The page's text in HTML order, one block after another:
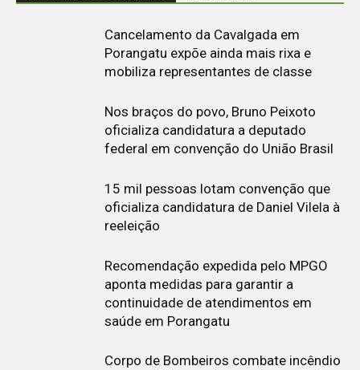
Cancelamento da Cavalgada em
Porangatu expõe ainda mais rixa e
mobiliza representantes de classe
Nos braços do povo, Bruno Peixoto
oficializa candidatura a deputado
federal em convenção do União Brasil
15 mil pessoas lotam convenção que
oficializa candidatura de Daniel Vilela à
reeleição
Recomendação expedida pelo MPGO
aponta medidas para garantir a
continuidade de atendimentos em
saúde em Porangatu
Corpo de Bombeiros combate incêndio